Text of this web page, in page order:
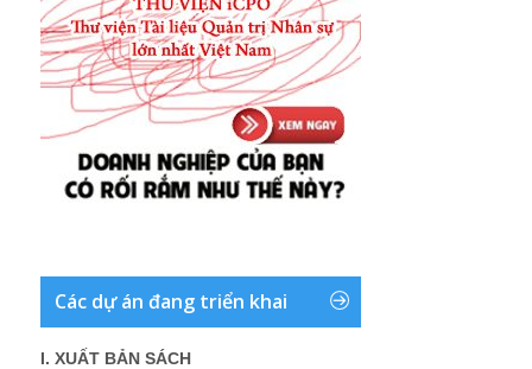
Các dự án đang triển khai
I. XUẤT BẢN SÁCH